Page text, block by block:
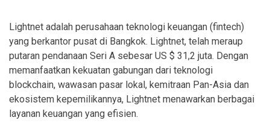
Lightnet adalah perusahaan teknologi keuangan (fintech)
yang berkantor pusat di Bangkok. Lightnet, telah meraup
putaran pendanaan Seri A sebesar US $ 31,2 juta. Dengan
memanfaatkan kekuatan gabungan dari teknologi
blockchain, wawasan pasar lokal, kemitraan Pan-Asia dan
ekosistem kepemilikannya, Lightnet menawarkan berbagai
layanan keuangan yang efisien.